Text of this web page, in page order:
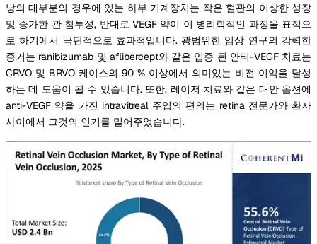
낭의 대부분의 경우에 있는 하부 기계장치는 작은 혈관의 이상한 성장
및 증가한 관 침투성, 반대로 VEGF 약이 이 병리학적인 과정을 표적으
로 하기에서 극단적으로 효과적입니다. 광범위한 임상 연구의 강력한
증거는 ranibizumab 및 aflibercept와 같은 입증 된 안티-VEGF 치료는
CRVO 및 BRVO 케이스의 90 % 이상에서 의미있는 비전 이익을 달성
하는 데 도움이 될 수 있습니다. 또한, 레이저 치료와 같은 대안 옵션에
anti-VEGF 약을 가진 intravitreal 주입의 편의는 retina 전문가와 환자
사이에서 그것의 인기를 밀어주었습니다.